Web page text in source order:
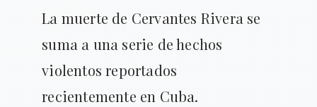
La muerte de Cervantes Rivera se
suma a una serie de hechos
violentos reportados
recientemente en Cuba.